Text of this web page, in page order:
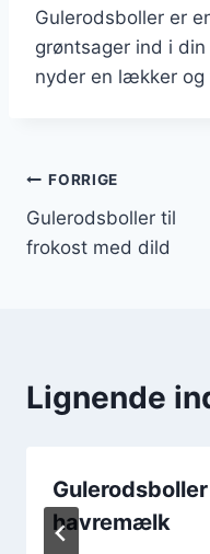
Gulerodsboller er
grøntsager ind i
nyder en lækker
FORRIGE
Gulerodsboller til
frokost med dild
Lignende
havremælk